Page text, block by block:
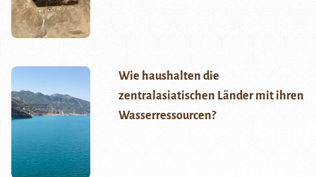
Wie haushalten die
zentralasiatischen Länder mit ihren
Wasserressourcen?